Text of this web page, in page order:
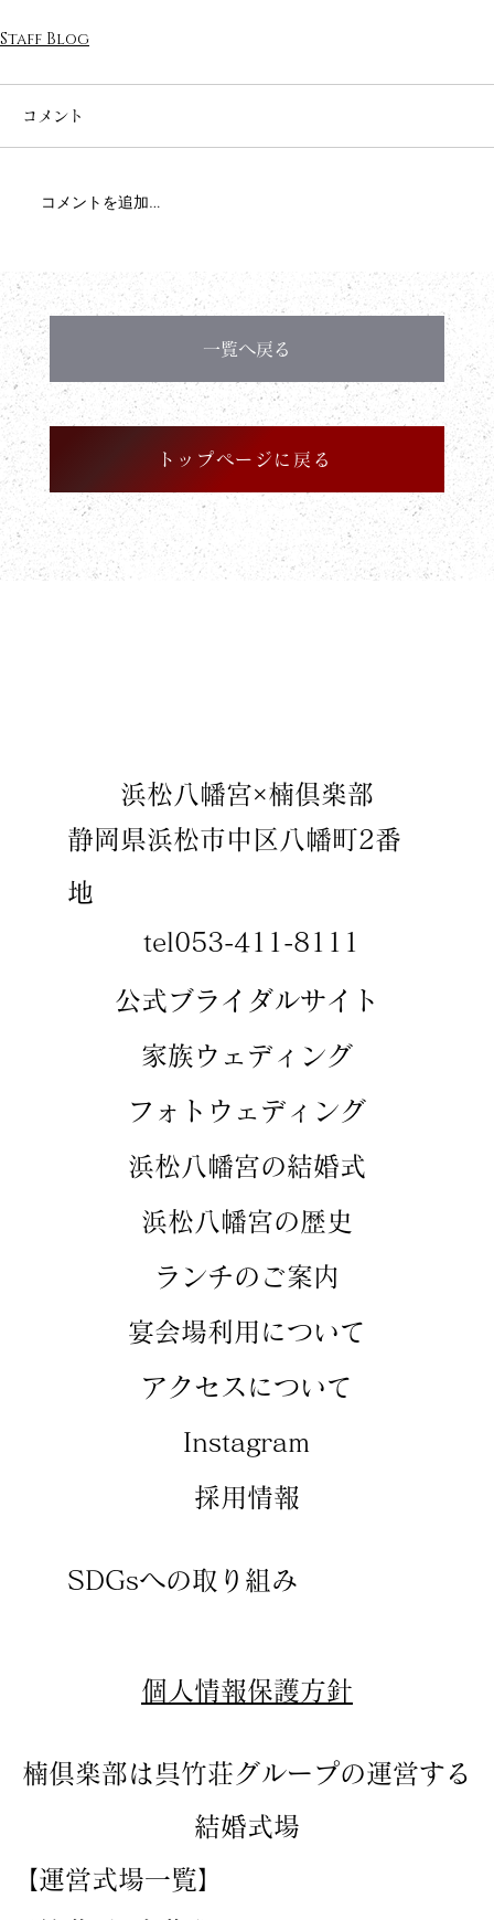
一覧へ戻る
トップページに戻る
Staff Blog
コメント
コメントを追加…
​​公式ブライダルサイト
​家族ウェディング
​フォトウェディング
​浜松八幡宮の結婚式
​浜松八幡宮の歴史
​ランチのご案内
​宴会場利用について
アクセスについて
​Instagram
​個人情報保護方針
​浜松八幡宮×楠倶楽部
静岡県浜松市中区八幡町2番
地
tel053-411-8111
SDGsへの取り組み
​採用情報
【運営式場一覧】
楠倶楽部は呉竹荘グループの運営する
結婚式場